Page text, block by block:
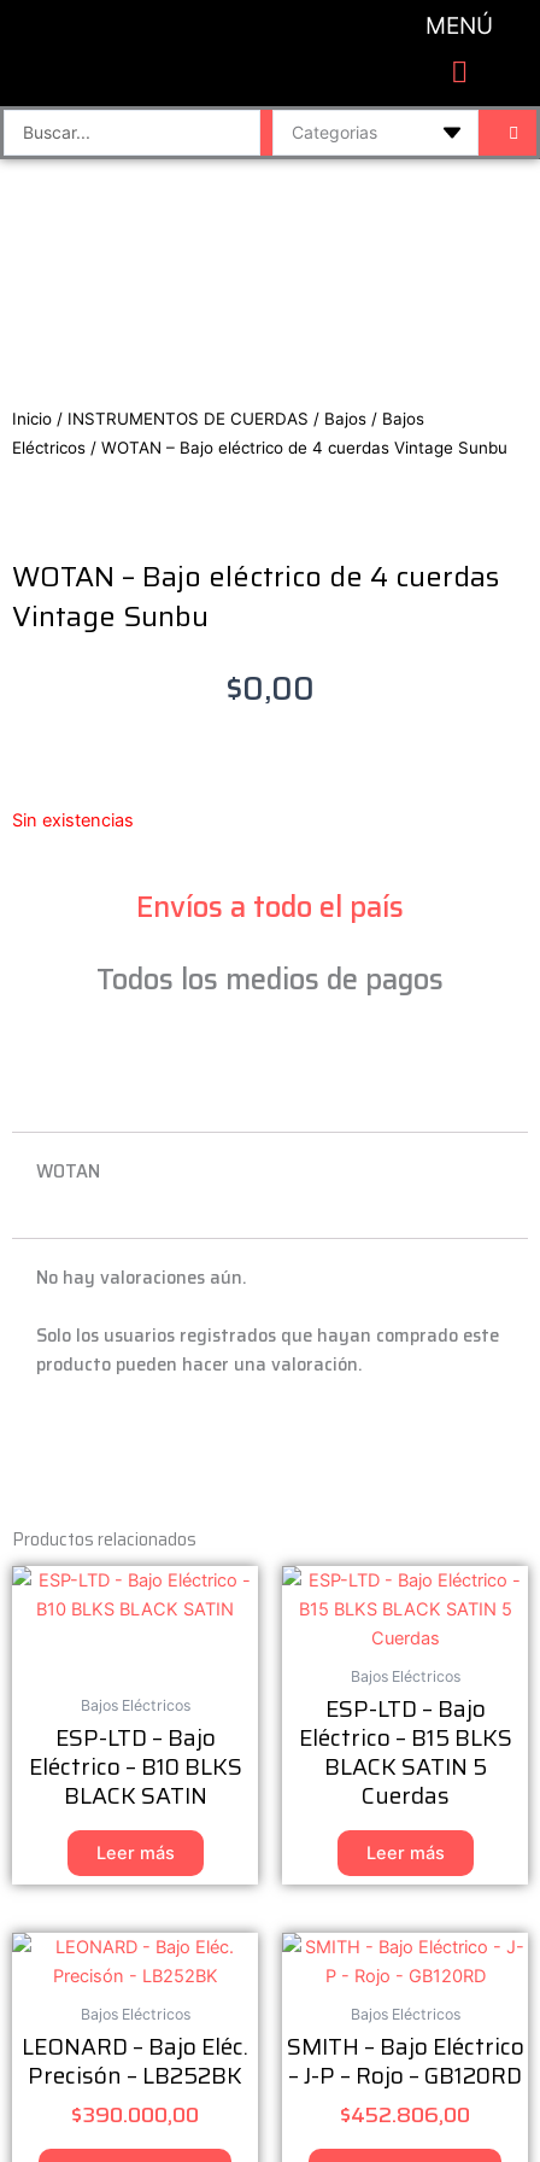
MENÚ
Search
...
Inicio / INSTRUMENTOS DE CUERDAS / Bajos / Bajos
Eléctricos / WOTAN – Bajo eléctrico de 4 cuerdas Vintage Sunbu
WOTAN – Bajo eléctrico de 4 cuerdas
Vintage Sunbu
$0,00
Sin existencias
Envíos a todo el país
Todos los medios de pagos
WOTAN
No hay valoraciones aún.
Solo los usuarios registrados que hayan comprado este
producto pueden hacer una valoración.
Productos relacionados
Bajos Eléctricos
ESP-LTD – Bajo
Eléctrico – B10 BLKS
BLACK SATIN
Leer más
Bajos Eléctricos
ESP-LTD – Bajo
Eléctrico – B15 BLKS
BLACK SATIN 5
Cuerdas
Leer más
Bajos Eléctricos
LEONARD – Bajo Eléc.
Precisón – LB252BK
$390.000,00
Bajos Eléctricos
SMITH – Bajo Eléctrico
– J-P – Rojo – GB120RD
$452.806,00